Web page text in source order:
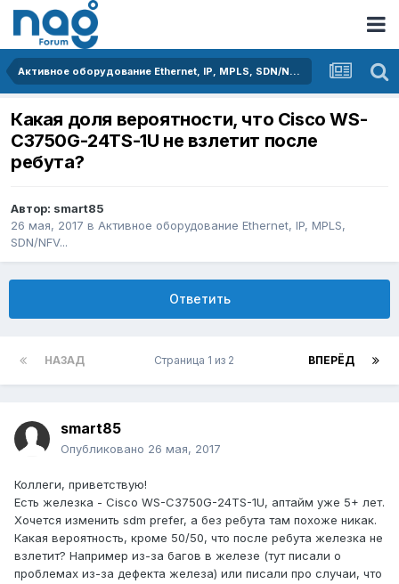
Активное оборудование Ethernet, IP, MPLS, SDN/NFV...
Какая доля вероятности, что Cisco WS-
C3750G-24TS-1U не взлетит после
ребута?
Автор: smart85
26 мая, 2017 в Активное оборудование Ethernet, IP, MPLS,
SDN/NFV...
Ответить
НАЗАД ВПЕРЁД
Страница 1 из 2
smart85
Опубликовано 26 мая, 2017
Коллеги, приветствую!
Есть железка - Cisco WS-C3750G-24TS-1U, аптайм уже 5+ лет.
Хочется изменить sdm prefer, а без ребута там похоже никак.
Какая вероятность, кроме 50/50, что после ребута железка не
взлетит? Например из-за багов в железе (тут писали о
проблемах из-за дефекта железа) или писали про случаи, что